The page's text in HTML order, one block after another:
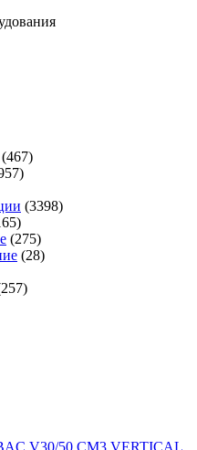
(467)
(3398)
(275)
(28)